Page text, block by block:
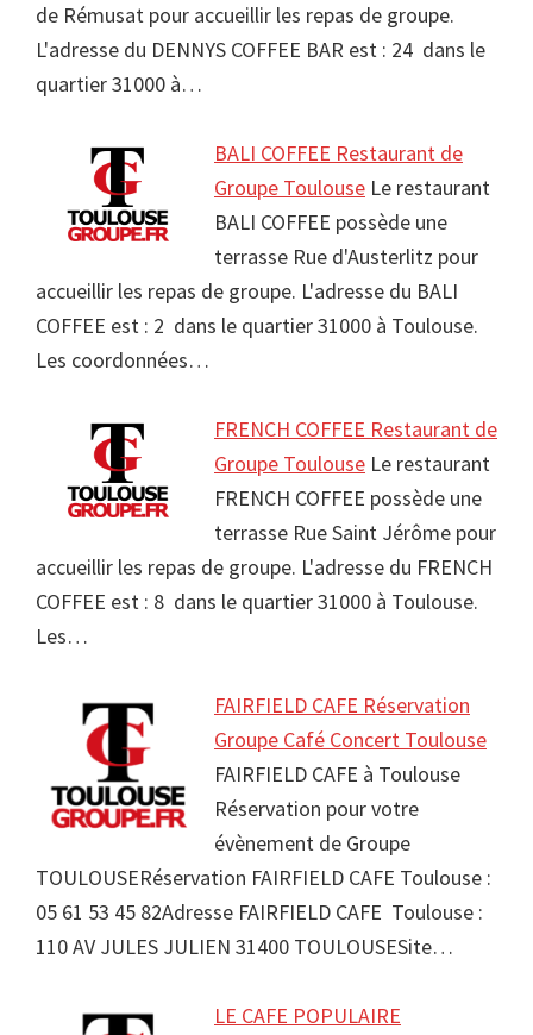
de Rémusat pour accueillir les repas de groupe.
L'adresse du DENNYS COFFEE BAR est : 24 dans le
quartier 31000 à…
BALI COFFEE Restaurant de
Groupe Toulouse Le restaurant
BALI COFFEE possède une
terrasse Rue d'Austerlitz pour
accueillir les repas de groupe. L'adresse du BALI
COFFEE est : 2 dans le quartier 31000 à Toulouse.
Les coordonnées…
FRENCH COFFEE Restaurant de
Groupe Toulouse Le restaurant
FRENCH COFFEE possède une
terrasse Rue Saint Jérôme pour
accueillir les repas de groupe. L'adresse du FRENCH
COFFEE est : 8 dans le quartier 31000 à Toulouse.
Les…
FAIRFIELD CAFE Réservation
Groupe Café Concert Toulouse
FAIRFIELD CAFE à Toulouse
Réservation pour votre
évènement de Groupe
TOULOUSERéservation FAIRFIELD CAFE Toulouse :
05 61 53 45 82Adresse FAIRFIELD CAFE Toulouse :
110 AV JULES JULIEN 31400 TOULOUSESite…
LE CAFE POPULAIRE